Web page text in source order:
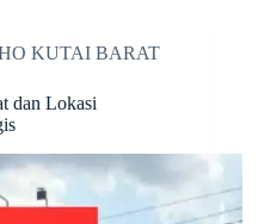
KUTAI BARAT
dan Lokasi